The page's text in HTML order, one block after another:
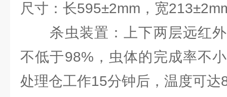
尺寸：长595±2mm，宽
杀虫装置：上下两层远红外
不低于98%，虫体的完成率不
处理仓工作15分钟后，温度可